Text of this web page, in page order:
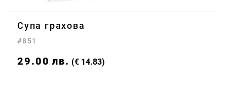
Супа грахова
#851
29.00 лв. (€ 14.83)